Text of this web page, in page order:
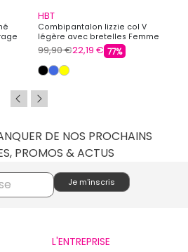
HBT
Combipantalon lizzie col V
légère avec bretelles Femme
HBT
99,90 €22,19 € 77%
DE NOS PROCHAINS
PROMOS & ACTUS
L'ENTREPRISE